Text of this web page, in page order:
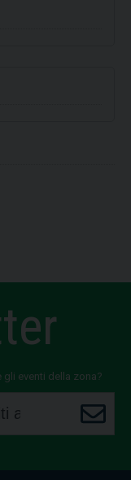
eventi della zona?